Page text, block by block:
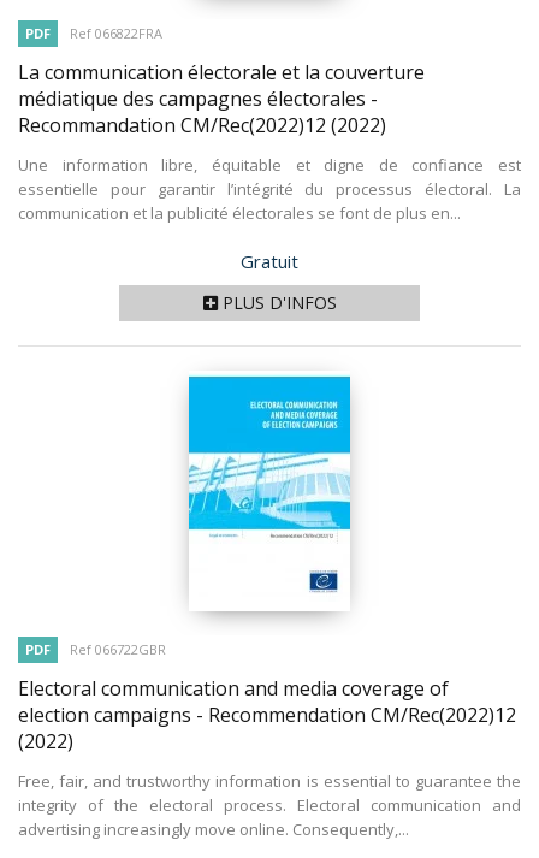
PDF Ref 066822FRA
La communication électorale et la couverture
médiatique des campagnes électorales -
Recommandation CM/Rec(2022)12 (2022)
Une information libre, équitable et digne de confiance est
essentielle pour garantir l’intégrité du processus électoral. La
communication et la publicité électorales se font de plus en...
Prix
Gratuit
PLUS D'INFOS
PDF Ref 066722GBR
Electoral communication and media coverage of
election campaigns - Recommendation CM/Rec(2022)12
(2022)
Free, fair, and trustworthy information is essential to guarantee the
integrity of the electoral process. Electoral communication and
advertising increasingly move online. Consequently,...